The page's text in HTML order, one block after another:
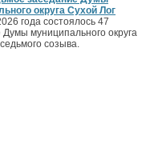
округа Сухой Лог
года состоялось 47
Думы муниципального округа
созыва.